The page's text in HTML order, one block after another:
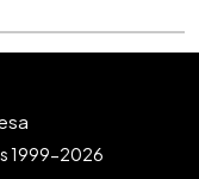
1999-2026